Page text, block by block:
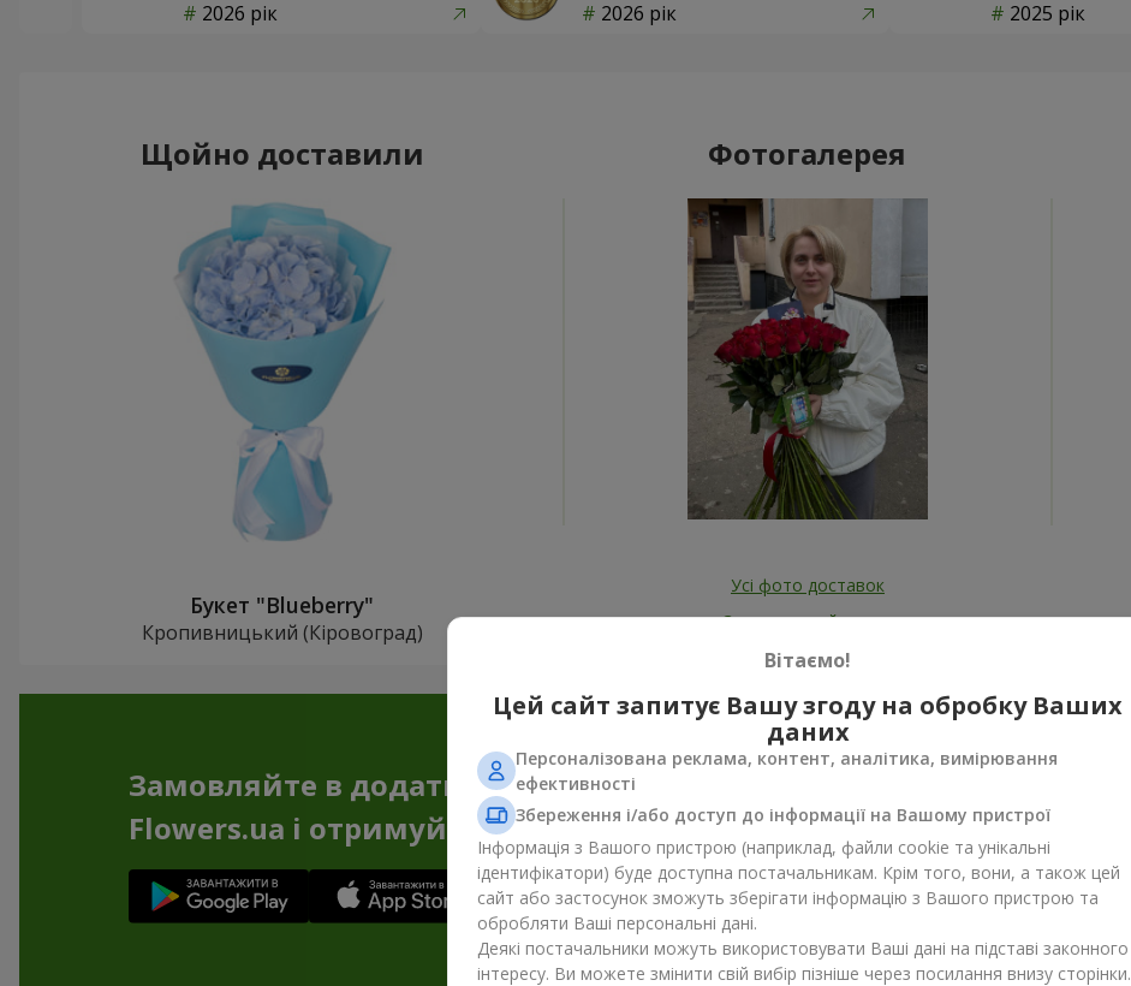
2026 рік
2026 рік
2025 рік
Щойно доставили
Букет "Blueberry"
Кропивницький (Кіровоград)
Фотогалерея
Усі фото доставок
Замовити цей товар
Замовляйте в додатку
Flowers.ua і отримуйте бонуси
Вітаємо!
Цей сайт запитує Вашу згоду на обробку Ваших
даних
Персоналізована реклама, контент, аналітика, вимірювання
ефективності
Збереження і/або доступ до інформації на Вашому пристрої
Інформація з Вашого пристрою (наприклад, файли cookie та унікальні
ідентифікатори) буде доступна постачальникам. Крім того, вони, а також цей
сайт або застосунок зможуть зберігати інформацію з Вашого пристрою та
обробляти Ваші персональні дані.
Деякі постачальники можуть використовувати Ваші дані на підставі законного
інтересу. Ви можете змінити свій вибір пізніше через посилання внизу сторінки.